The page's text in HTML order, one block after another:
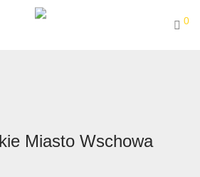
0
Miasto Wschowa